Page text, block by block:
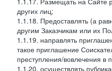
других лиц;
1.1.18. Предоставлять (а
другим Заказчикам или их
1.1.19. направлять
такое приглашение
преступления/вовлечения в
1.1.20. осуществлять